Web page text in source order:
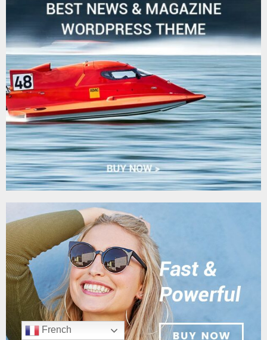
French